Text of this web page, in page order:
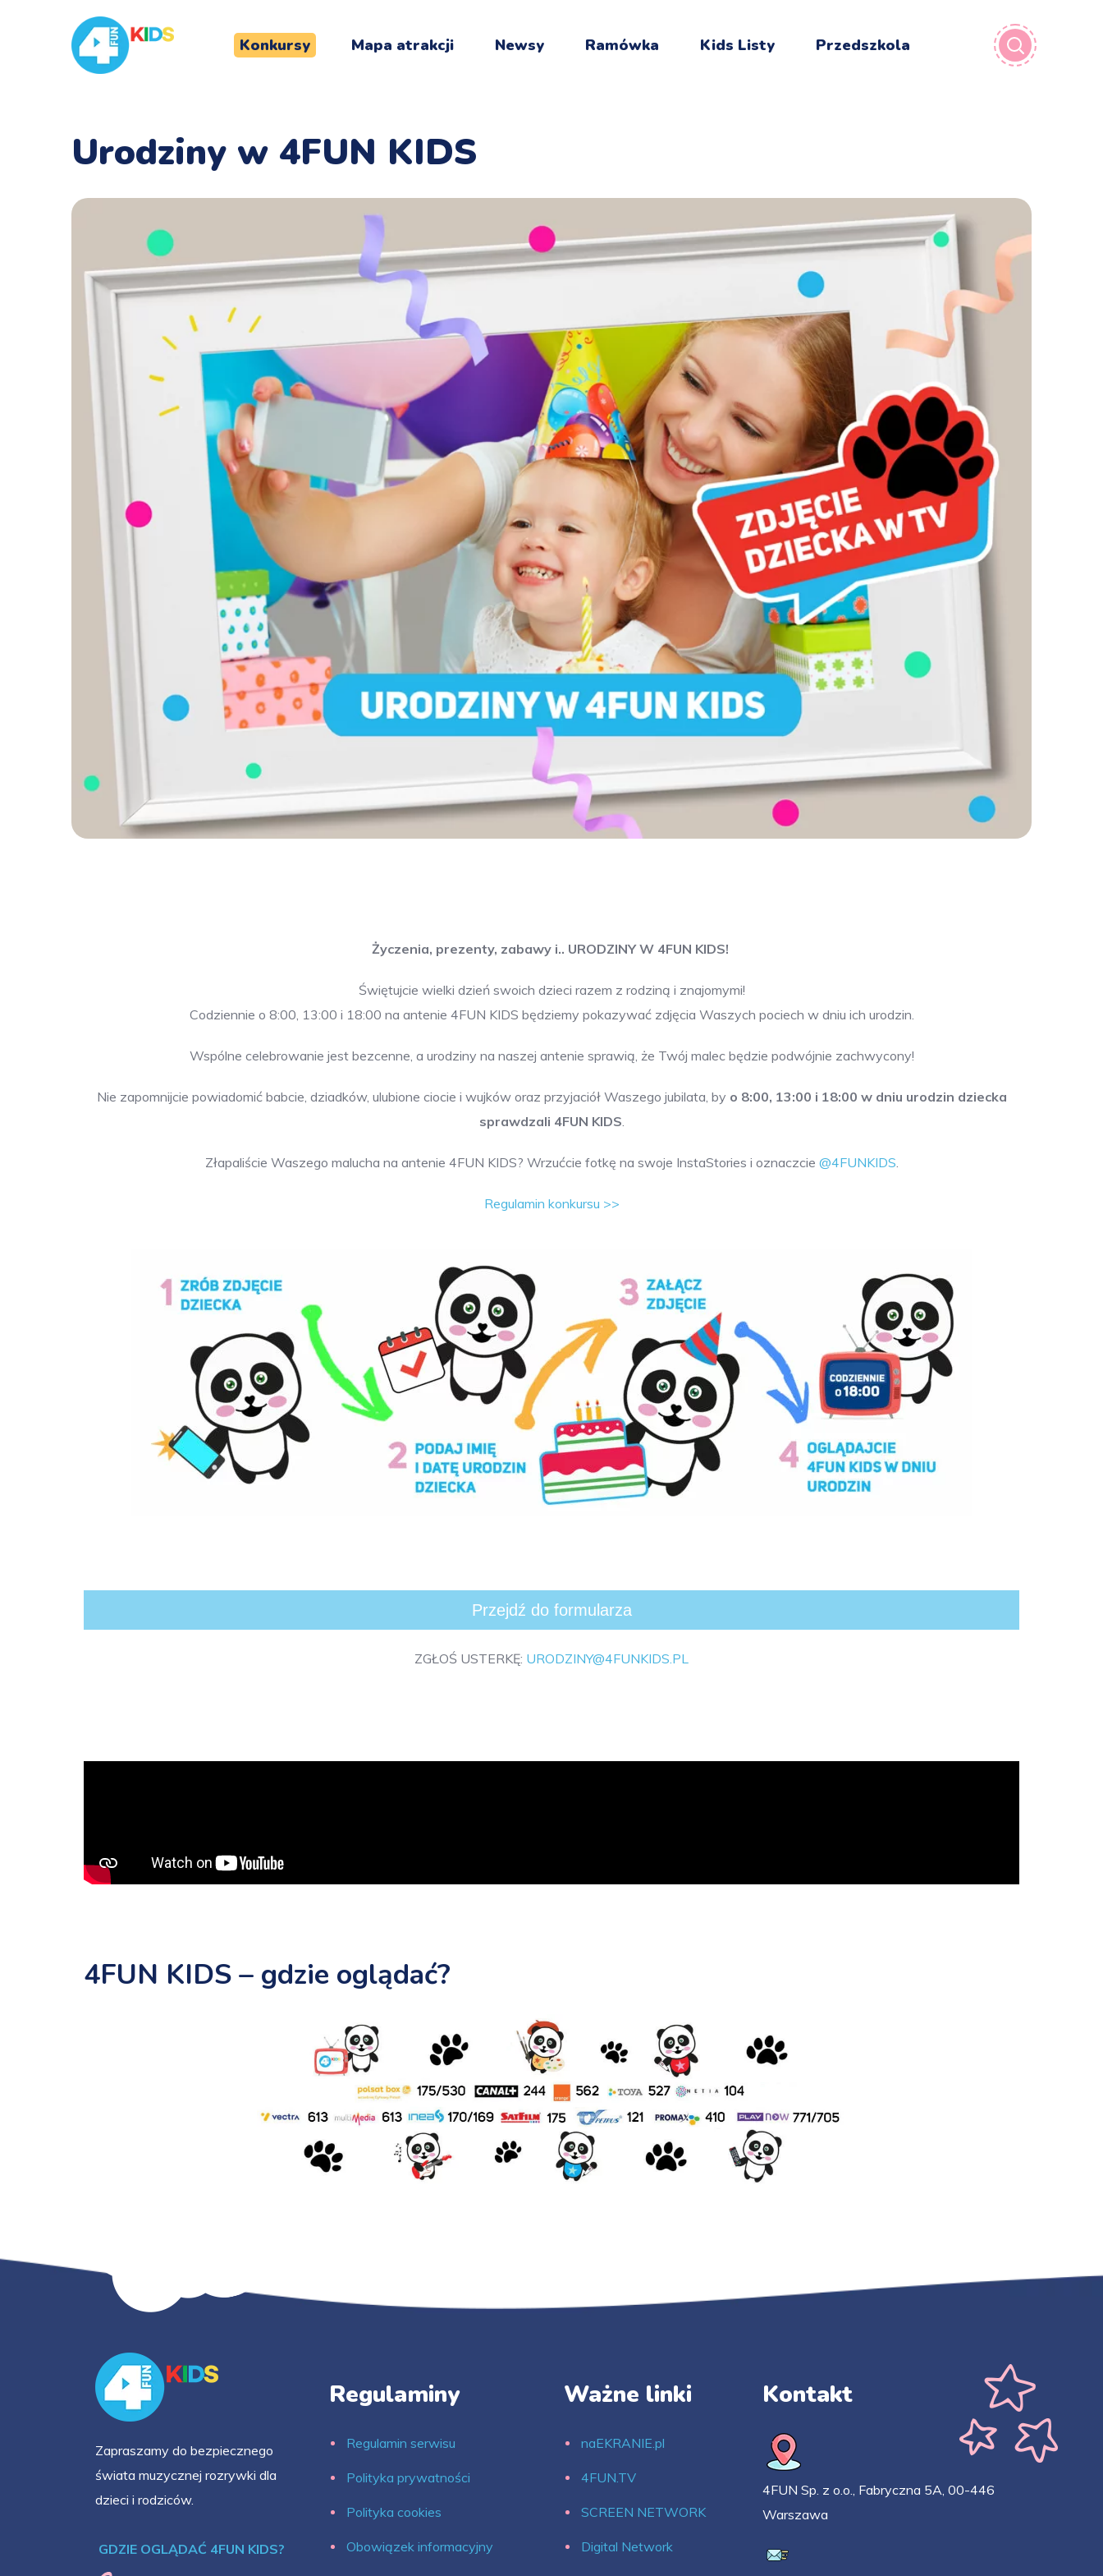
Konkursy Mapa atrakcji Newsy Ramówka Kids Listy Przedszkola
Urodziny w 4FUN KIDS
Życzenia, prezenty, zabawy i.. URODZINY W 4FUN KIDS!
Świętujcie wielki dzień swoich dzieci razem z rodziną i znajomymi!
Codziennie o 8:00, 13:00 i 18:00 na antenie 4FUN KIDS będziemy pokazywać zdjęcia Waszych pociech w dniu ich urodzin.
Wspólne celebrowanie jest bezcenne, a urodziny na naszej antenie sprawią, że Twój malec będzie podwójnie zachwycony!
Nie zapomnijcie powiadomić babcie, dziadków, ulubione ciocie i wujków oraz przyjaciół Waszego jubilata, by o 8:00, 13:00 i 18:00 w dniu urodzin dziecka
sprawdzali 4FUN KIDS.
Złapaliście Waszego malucha na antenie 4FUN KIDS? Wrzućcie fotkę na swoje InstaStories i oznaczcie @4FUNKIDS.
Regulamin konkursu >>
Przejdź do formularza
ZGŁOŚ USTERKĘ: URODZINY@4FUNKIDS.PL
4FUN KIDS – gdzie oglądać?
Zapraszamy do bezpiecznego
świata muzycznej rozrywki dla
dzieci i rodziców.
GDZIE OGLĄDAĆ 4FUN KIDS?
Regulaminy
Regulamin serwisu
Polityka prywatności
Polityka cookies
Obowiązek informacyjny
Ważne linki
naEKRANIE.pl
4FUN.TV
SCREEN NETWORK
Digital Network
Kontakt
4FUN Sp. z o.o., Fabryczna 5A, 00-446
Warszawa